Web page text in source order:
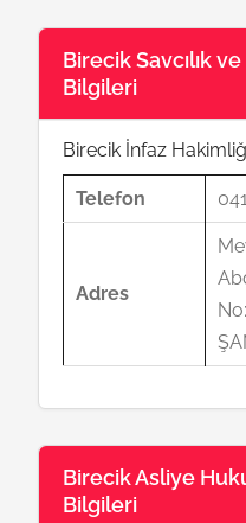
Birecik Savcılık
Bilgileri
Birecik İnfaz
Telefon
Adres
Birecik Asliye
Bilgileri